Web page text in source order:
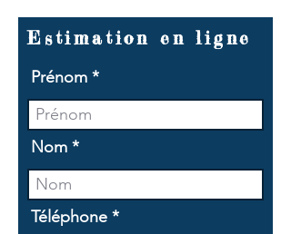
Estimation en ligne
Prénom
Nom
Téléphone